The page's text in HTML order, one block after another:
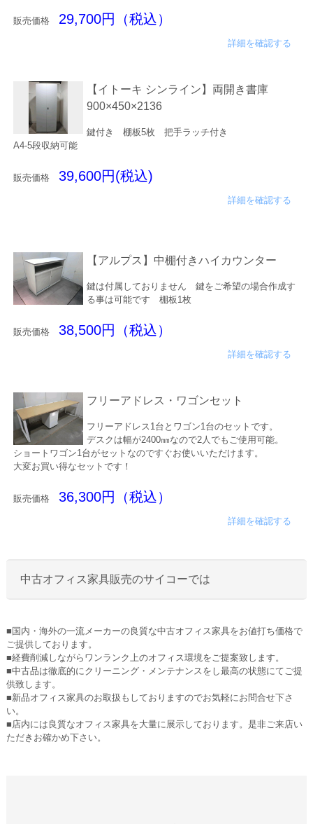
販売価格 29,700円（税込）
詳細を確認する
【イトーキ シンライン】両開き書庫
900×450×2136
鍵付き 棚板5枚 把手ラッチ付き
A4-5段収納可能
販売価格 39,600円(税込)
詳細を確認する
【アルプス】中棚付きハイカウンター
鍵は付属しておりません 鍵をご希望の場合作成す
る事は可能です 棚板1枚
販売価格 38,500円（税込）
詳細を確認する
フリーアドレス・ワゴンセット
フリーアドレス1台とワゴン1台のセットです。
デスクは幅が2400㎜なので2人でもご使用可能。
ショートワゴン1台がセットなのですぐお使いいただけます。
大変お買い得なセットです！
販売価格 36,300円（税込）
詳細を確認する
中古オフィス家具販売のサイコーでは
■国内・海外の一流メーカーの良質な中古オフィス家具をお値打ち価格で
ご提供しております。
■経費削減しながらワンランク上のオフィス環境をご提案致します。
■中古品は徹底的にクリーニング・メンテナンスをし最高の状態にてご提
供致します。
■新品オフィス家具のお取扱もしておりますのでお気軽にお問合せ下さ
い。
■店内には良質なオフィス家具を大量に展示しております。是非ご来店い
ただきお確かめ下さい。